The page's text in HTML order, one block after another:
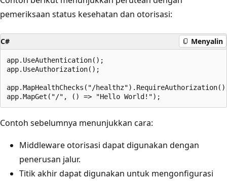
pemeriksaan status kesehatan dan otorisasi:
C# Menyalin
app.UseAuthentication();
app.UseAuthorization();
app.MapHealthChecks("/
Contoh sebelumnya menunjukkan cara:
Middleware otorisasi dapat digunakan dengan
penerusan jalur.
Titik akhir dapat digunakan untuk mengonfigurasi